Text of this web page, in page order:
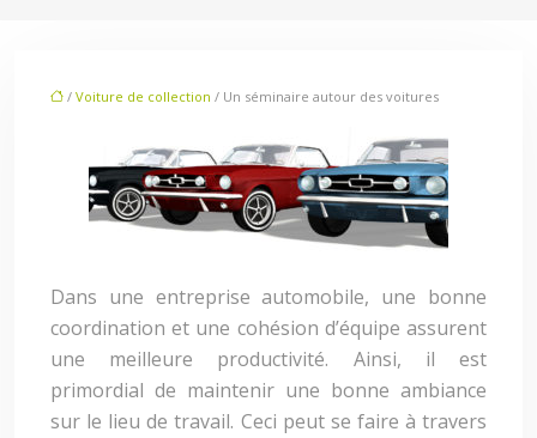
/ Voiture de collection / Un séminaire autour des voitures
Dans une entreprise automobile, une bonne
coordination et une cohésion d’équipe assurent
une meilleure productivité. Ainsi, il est
primordial de maintenir une bonne ambiance
sur le lieu de travail. Ceci peut se faire à travers